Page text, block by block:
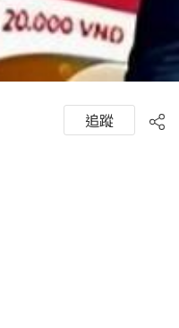
追蹤